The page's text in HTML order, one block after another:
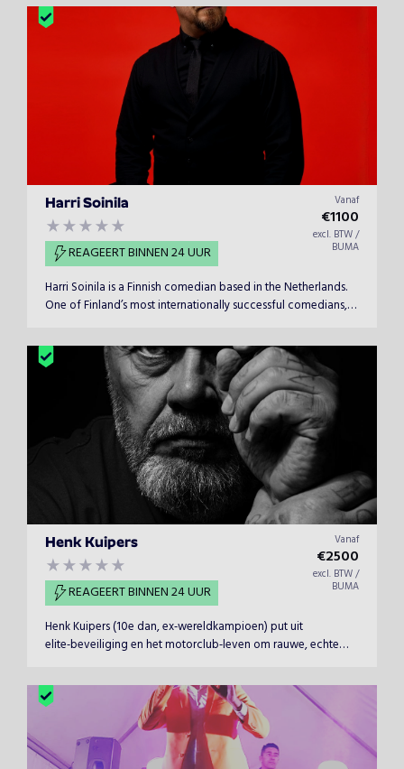
puntjes voor.&nbsp;
Harri Soinila
REAGEERT BINNEN 24 UUR
Vanaf
€1100
excl. BTW /
BUMA
Harri Soinila is a Finnish comedian based in the Netherlands.
One of Finland’s most internationally successful comedians,
from Rio de Janeiro to Tallinn.
Henk Kuipers
REAGEERT BINNEN 24 UUR
Vanaf
€2500
excl. BTW /
BUMA
Henk Kuipers (10e dan, ex‑wereldkampioen) put uit
elite‑beveiliging en het motorclub‑leven om rauwe, echte
hiërarchie en besluitvorming wanneer de foutmarge nul is.
Praktisch, confronterend en direct toepasbaar, met
afsluitende Q&amp;A.</p...